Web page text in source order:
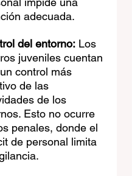
adecuada.
del entorno: Los
juveniles cuentan
control más
de las
de los
Esto no ocurre
penales, donde el
de personal limita